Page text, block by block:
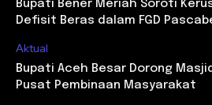
Bupati Bener Meriah Soroti
Defisit Beras dalam FGD
Aktual
Bupati Aceh Besar Dorong
Pusat Pembinaan Masyarakat